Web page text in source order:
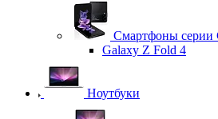
Смартфоны серии
Galaxy Z Fold 4
Ноутбуки